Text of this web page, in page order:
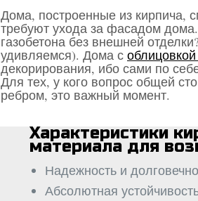
Дома, построенные из кирпича,
требуют ухода за фасадом
газобетона без внешней
удивляемся). Дома с
декорирования, ибо сами по
Для тех, у кого вопрос общей
ребром, это важный момент.
Характеристики
материала для
Надежность и
Абсолютная